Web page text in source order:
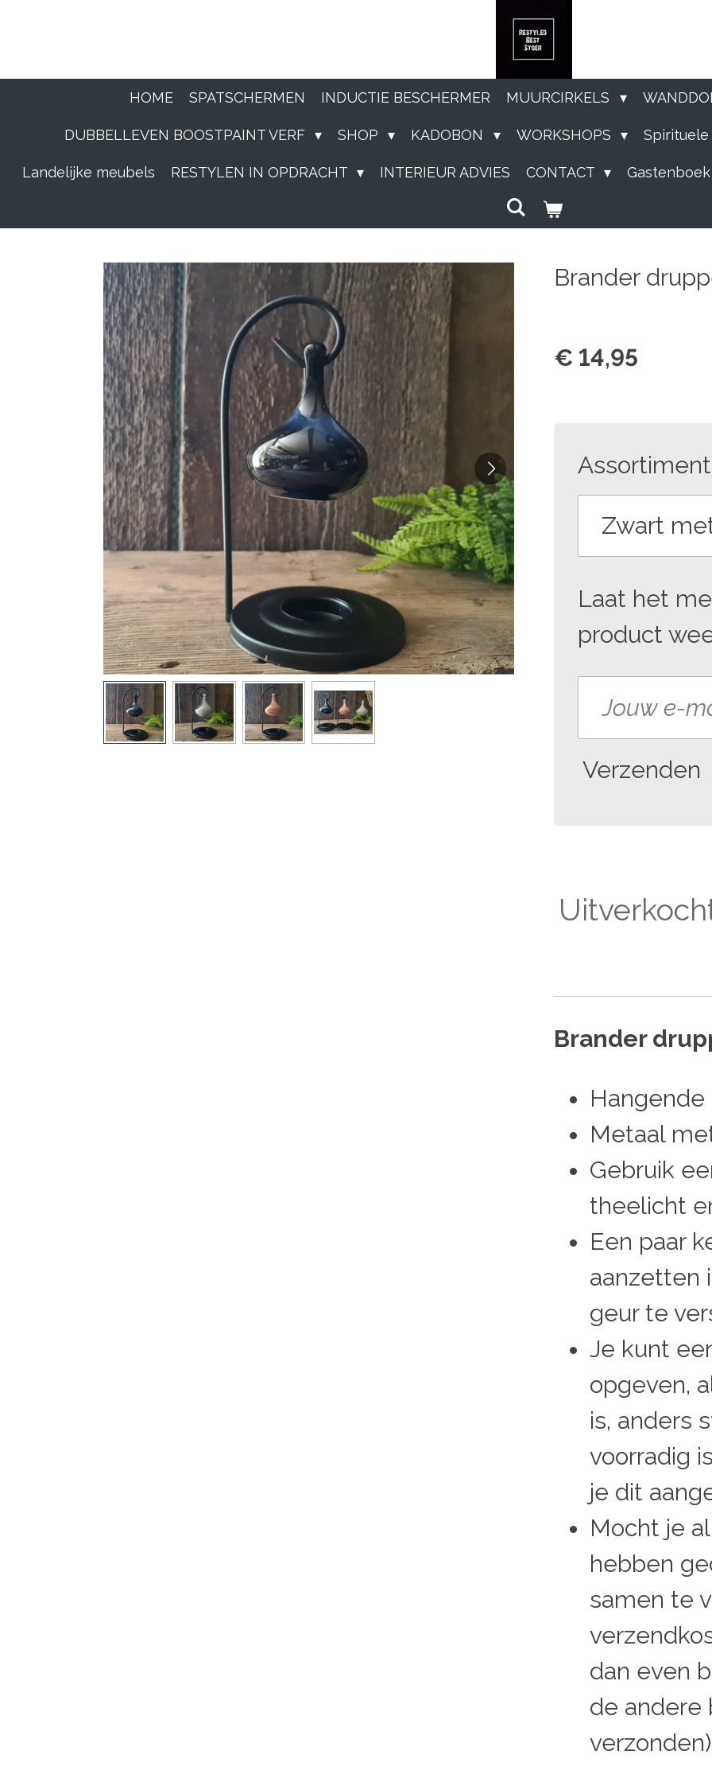
hoofdinhoud
HOME SPATSCHERMEN INDUCTIE BESCHERMER MUURCIRKELS
DUBBELLEVEN BOOSTPAINT VERF SHOP KADOBON WORKSHOPS
Landelijke meubels RESTYLEN IN OPDRACHT INTERIEUR ADVIES CONTACT Gastenboek
Brander
€ 14,95
Assortiment
Laat het
product
Verzenden
Brander
Metaal
Gebruik
theelicht
Een paar
aanzetten
geur te
Je kunt
opgeven,
is, anders
voorradig
je dit
Mocht je
hebben
samen te
dan even
de andere
verzonden)